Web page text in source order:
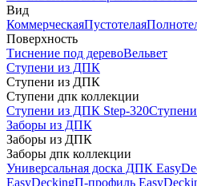
Вид
КоммерческаяПустотелая
Поверхность
Тиснение под деревоВельвет
Ступени из ДПК
Ступени из ДПК
Ступени дпк коллекции
Ступени из ДПК Step-320
Заборы из ДПК
Заборы из ДПК
Заборы дпк коллекции
Универсальная доска ДПК
EasyDeckingП-профиль